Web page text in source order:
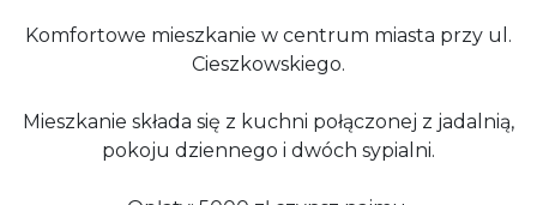
Komfortowe mieszkanie w centrum miasta przy ul.
Cieszkowskiego.
Mieszkanie składa się z kuchni połączonej z jadalnią,
pokoju dziennego i dwóch sypialni.